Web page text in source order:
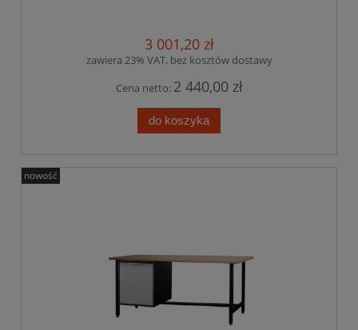
3 001,20 zł
zawiera 23% VAT, bez kosztów dostawy
Cena netto: 2 440,00 zł
do koszyka
nowość